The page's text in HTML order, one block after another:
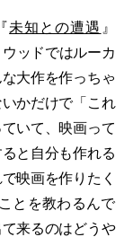
未知との遭遇 』
ッドではルーカ
大作を作っちゃ
かだけで「これ
いて、映画って
と自分も作れる
映画を作りたく
とを教わるんで
来るのはどうや